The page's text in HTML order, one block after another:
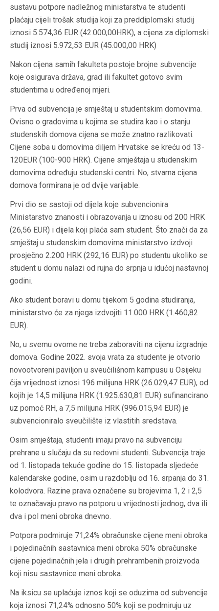
sustavu potpore nadležnog ministarstva te studenti
plaćaju cijeli trošak studija koji za preddiplomski studij
iznosi 5.574,36 EUR (42.000,00HRK), a cijena za diplomski
studij iznosi 5.972,53 EUR (45.000,00 HRK)
Nakon cijena samih fakulteta postoje brojne subvencije
koje osigurava država, grad ili fakultet gotovo svim
studentima u određenoj mjeri.
Prva od subvencija je smještaj u studentskim domovima.
Ovisno o gradovima u kojima se studira kao i o stanju
studenskih domova cijena se može znatno razlikovati.
Cijene soba u domovima diljem Hrvatske se kreću od 13-
120EUR (100-900 HRK). Cijene smještaja u studenskim
domovima određuju studenski centri. No, stvarna cijena
domova formirana je od dvije varijable.
Prvi dio se sastoji od dijela koje subvencionira
Ministarstvo znanosti i obrazovanja u iznosu od 200 HRK
(26,56 EUR) i dijela koji plaća sam student. Što znači da za
smještaj u studenskim domovima ministarstvo izdvoji
prosječno 2.200 HRK (292,16 EUR) po studentu ukoliko se
student u domu nalazi od rujna do srpnja u idućoj nastavnoj
godini.
Ako student boravi u domu tijekom 5 godina studiranja,
ministarstvo će za njega izdvojiti 11.000 HRK (1.460,82
EUR).
No, u svemu ovome ne treba zaboraviti na cijenu izgradnje
domova. Godine 2022. svoja vrata za studente je otvorio
novootvoreni paviljon u sveučilišnom kampusu u Osijeku
čija vrijednost iznosi 196 milijuna HRK (26.029,47 EUR), od
kojih je 14,5 milijuna HRK (1.925.630,81 EUR) sufinancirano
uz pomoć RH, a 7,5 milijuna HRK (996.015,94 EUR) je
subvencioniralo sveučilište iz vlastitih sredstava.
Osim smještaja, studenti imaju pravo na subvenciju
prehrane u slučaju da su redovni studenti. Subvencija traje
od 1. listopada tekuće godine do 15. listopada sljedeće
kalendarske godine, osim u razdoblju od 16. srpanja do 31.
kolodvora. Razine prava označene su brojevima 1, 2 i 2,5
te označavaju pravo na potporu u vrijednosti jednog, dva ili
dva i pol meni obroka dnevno.
Potpora podmiruje 71,24% obračunske cijene meni obroka
i pojedinačnih sastavnica meni obroka 50% obračunske
cijene pojedinačnih jela i drugih prehrambenih proizvoda
koji nisu sastavnice meni obroka.
Na iksicu se uplaćuje iznos koji se oduzima od subvencije
koja iznosi 71,24% odnosno 50% koji se podmiruju uz